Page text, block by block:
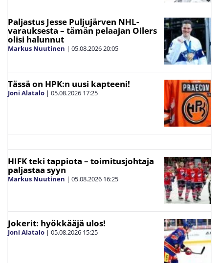
Paljastus Jesse Puljujärven NHL-
varauksesta – tämän pelaajan Oilers
olisi halunnut
Markus Nuutinen | 05.08.202620:05
Tässä on HPK:n uusi kapteeni!
Joni Alatalo | 05.08.2026 17:25
HIFK teki tappiota – toimitusjohtaja
paljastaa syyn
Markus Nuutinen | 05.08.2026 16:25
Jokerit: hyökkääjä ulos!
Joni Alatalo | 05.08.2026 15:25